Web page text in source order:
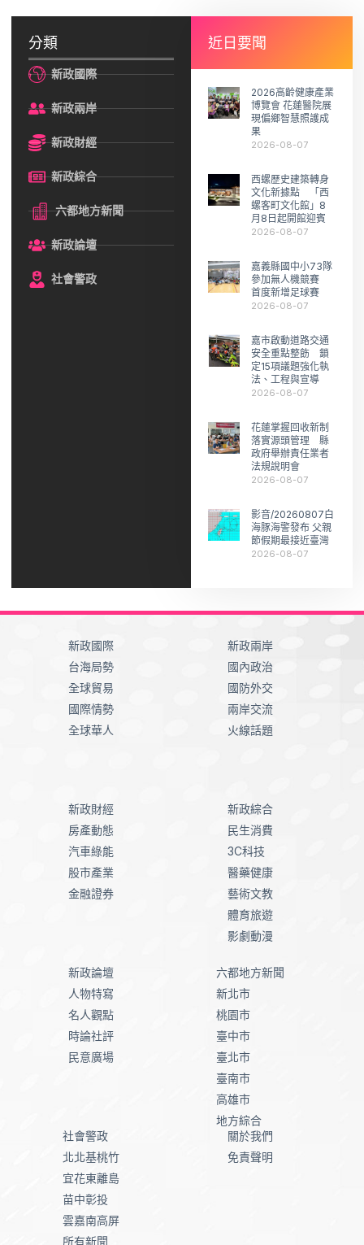
分類
新政國際
新政兩岸
新政財經
新政綜合
六都地方新聞
新政論壇
社會警政
近日要聞
2026高齡健康產業
博覽會 花蓮醫院展
現偏鄉智慧照護成
果
2026-08-07
西螺歷史建築轉身
文化新據點 「西
螺客町文化館」8
月8日起開館迎賓
2026-08-07
嘉義縣國中小73隊
參加無人機競賽
首度新增足球賽
2026-08-07
嘉市啟動道路交通
安全重點整飭 鎖
定15項議題強化執
法、工程與宣導
2026-08-07
花蓮掌握回收新制
落實源頭管理 縣
政府舉辦責任業者
法規說明會
2026-08-07
影音/20260807白
海豚海警發布 父親
節假期最接近臺灣
2026-08-07
新政國際
台海局勢
全球貿易
國際情勢
全球華人
新政兩岸
國內政治
國防外交
兩岸交流
火線話題
新政財經
房產動態
汽車綠能
股市產業
金融證券
新政綜合
民生消費
3C科技
醫藥健康
藝術文教
體育旅遊
影劇動漫
新政論壇
人物特寫
名人觀點
時論社評
民意廣場
六都地方新聞
新北市
桃園市
臺中市
臺北市
臺南市
高雄市
地方綜合
社會警政
北北基桃竹
宜花東離島
苗中彰投
雲嘉南高屏
所有新聞
關於我們
免責聲明